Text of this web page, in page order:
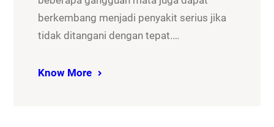
berkembang menjadi penyakit serius jika
tidak ditangani dengan tepat.…
Know More